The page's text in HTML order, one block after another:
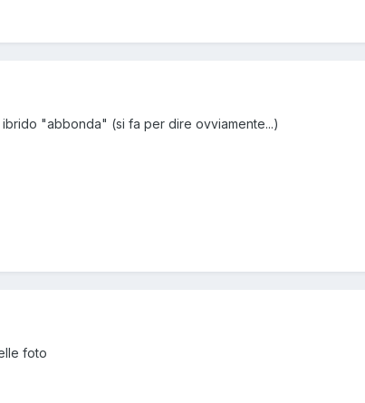
"abbonda" (si fa per dire ovviamente...)
foto